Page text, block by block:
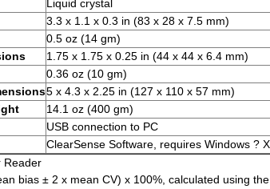
Liquid crystal
3.3 x 1.1 x 0.3 in (83 x 28 x 7.5 mm)
0.5 oz (14 gm)
1.75 x 1.75 x 0.25 in (44 x 44 x 6.4 mm)
0.36 oz (10 gm)
5 x 4.3 x 2.25 in (127 x 110 x 57 mm)
14.1 oz (400 gm)
USB connection to PC
ClearSense Software, requires Windows ?
Reader
bias ± 2 x mean CV) x 100%, calculated using